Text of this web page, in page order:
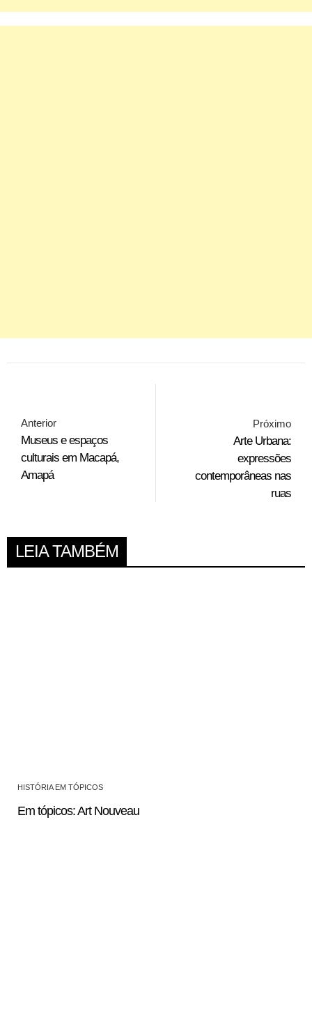
Anterior
Museus e espaços
culturais em Macapá,
Amapá
Próximo
Arte Urbana:
expressões
contemporâneas nas
ruas
LEIA TAMBÉM
HISTÓRIA EM TÓPICOS
Em tópicos: Art Nouveau